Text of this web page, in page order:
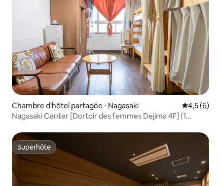
Chambre d'hôtel partagée ⋅ Nagasaki Évaluation
4,5 (6)
Nagasaki Center [Dortoir des femmes Dejima 4F] (1
Superhôte
Superhôte